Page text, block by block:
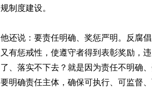
规制度建设。
他还说：要责任明确、奖惩严明。反腐
又有惩戒性，使遵守者得到表彰奖励，
了、落实不下去？就是因为责任不明确
要明确责任主体，确保可执行、可监督、